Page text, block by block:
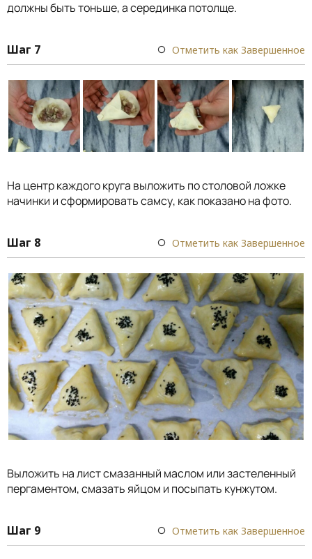
должны быть тоньше, а серединка потолще.
Шаг 7 Отметить как Завершенное
На центр каждого круга выложить по столовой ложке
начинки и сформировать самсу, как показано на фото.
Шаг 8 Отметить как Завершенное
Выложить на лист смазанный маслом или застеленный
пергаментом, смазать яйцом и посыпать кунжутом.
Шаг 9 Отметить как Завершенное